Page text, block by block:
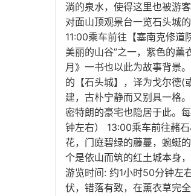
淌的泉水，使得这里也被游
对面山顶观景台一览石头城
11:00乘车前往【塞南克修
美丽的山谷”之一，紫色的
月》一书也以此为故事背景
的【石头城】，译为戈尔德(
建，古朴宁静而又别具一格
密特朗的豪宅也隐居于此。
钟左右） 13:00乘车前往赭
花，门庭碧绿的藤蔓，蜿蜒
个是依山而筑的红土城本身
游览时间: 约1小时50分钟左
伏，错落有致，在薰衣草完